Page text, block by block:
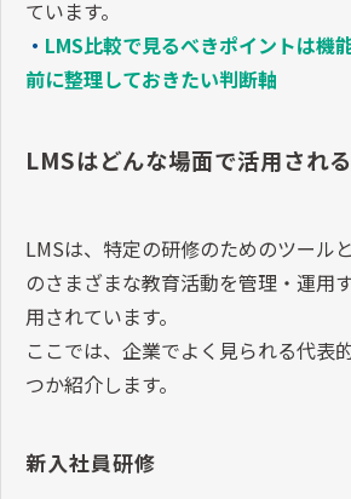
ています。
・ LMS比較で見るべきポイントは機
前に整理しておきたい判断軸
LMSはどんな場面で活用され
LMSは、特定の研修のためのツール
のさまざまな教育活動を管理・運用
用されています。
ここでは、企業でよく見られる代表
つか紹介します。
新入社員研修